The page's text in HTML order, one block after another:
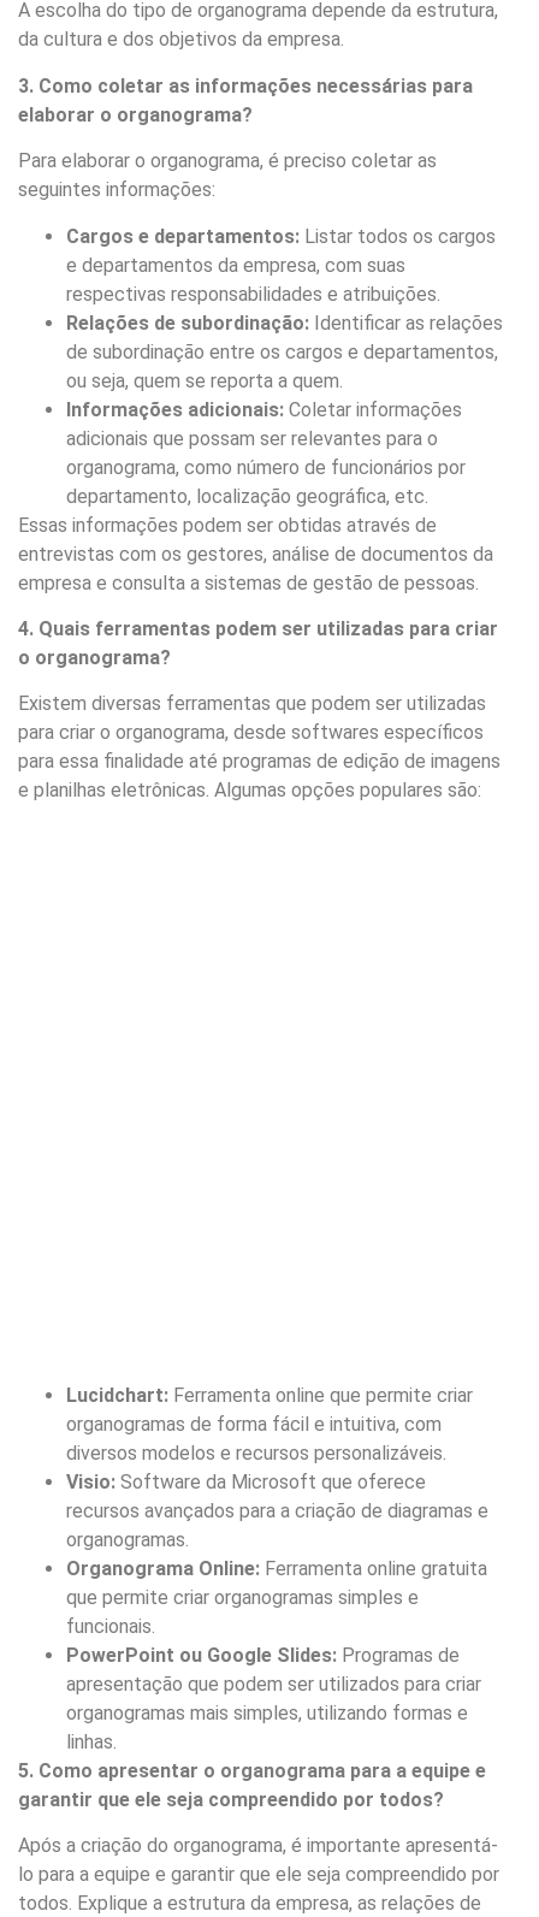
A escolha do tipo de organograma depende da estrutura,
da cultura e dos objetivos da empresa.
3. Como coletar as informações necessárias para
elaborar o organograma?
Para elaborar o organograma, é preciso coletar as
seguintes informações:
Cargos e departamentos: Listar todos os cargos
e departamentos da empresa, com suas
respectivas responsabilidades e atribuições.
Relações de subordinação: Identificar as relações
de subordinação entre os cargos e departamentos,
ou seja, quem se reporta a quem.
Informações adicionais: Coletar informações
adicionais que possam ser relevantes para o
organograma, como número de funcionários por
departamento, localização geográfica, etc.
Essas informações podem ser obtidas através de
entrevistas com os gestores, análise de documentos da
empresa e consulta a sistemas de gestão de pessoas.
4. Quais ferramentas podem ser utilizadas para criar
o organograma?
Existem diversas ferramentas que podem ser utilizadas
para criar o organograma, desde softwares específicos
para essa finalidade até programas de edição de imagens
e planilhas eletrônicas. Algumas opções populares são:
Lucidchart: Ferramenta online que permite criar
organogramas de forma fácil e intuitiva, com
diversos modelos e recursos personalizáveis.
Visio: Software da Microsoft que oferece
recursos avançados para a criação de diagramas e
organogramas.
Organograma Online: Ferramenta online gratuita
que permite criar organogramas simples e
funcionais.
PowerPoint ou Google Slides: Programas de
apresentação que podem ser utilizados para criar
organogramas mais simples, utilizando formas e
linhas.
5. Como apresentar o organograma para a equipe e
garantir que ele seja compreendido por todos?
Após a criação do organograma, é importante apresentá-
lo para a equipe e garantir que ele seja compreendido por
todos. Explique a estrutura da empresa, as relações de